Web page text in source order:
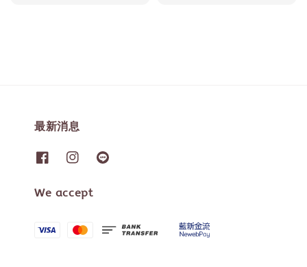
最新消息
We accept